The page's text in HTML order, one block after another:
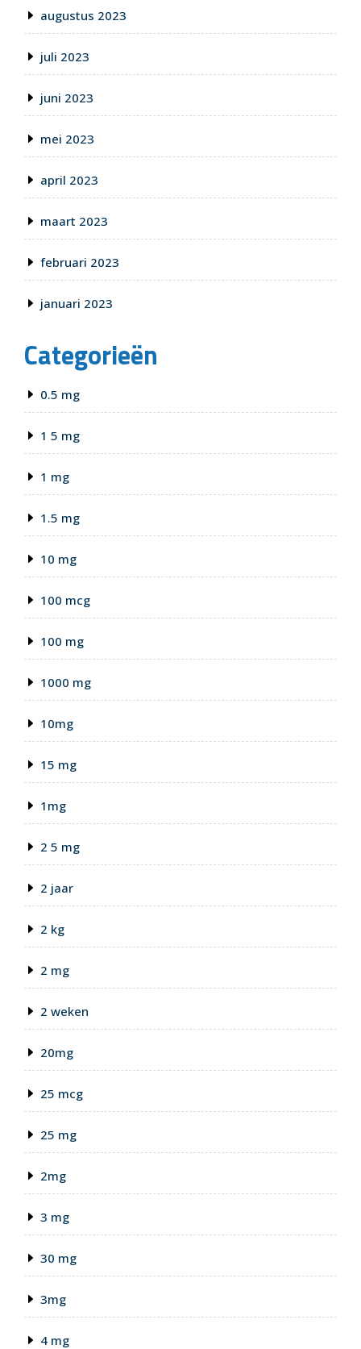
augustus 2023
juli 2023
juni 2023
mei 2023
april 2023
maart 2023
februari 2023
januari 2023
Categorieën
0.5 mg
1 5 mg
1 mg
1.5 mg
10 mg
100 mcg
100 mg
1000 mg
10mg
15 mg
1mg
2 5 mg
2 jaar
2 kg
2 mg
2 weken
20mg
25 mcg
25 mg
2mg
3 mg
30 mg
3mg
4 mg